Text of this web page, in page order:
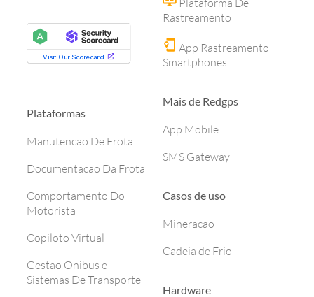
Plataformas
Manutencao De Frota
Documentacao Da Frota
Comportamento Do
Motorista
Copiloto Virtual
Gestao Onibus e
Sistemas De Transporte
Plataforma De
Rastreamento
App Rastreamento
Smartphones
Mais de Redgps
App Mobile
SMS Gateway
Casos de uso
Mineracao
Cadeia de Frio
Hardware